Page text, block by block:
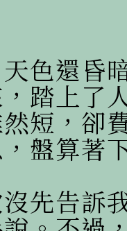
還昏暗
踏上了
短，卻
盤算著
告訴我